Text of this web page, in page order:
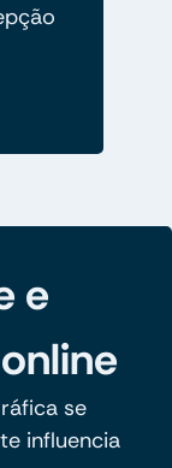
e
se
influencia